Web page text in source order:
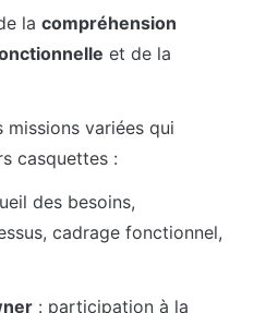
la compréhension
missions variées qui
casquettes :
des besoins,
cadrage fonctionnel,
: participation à la